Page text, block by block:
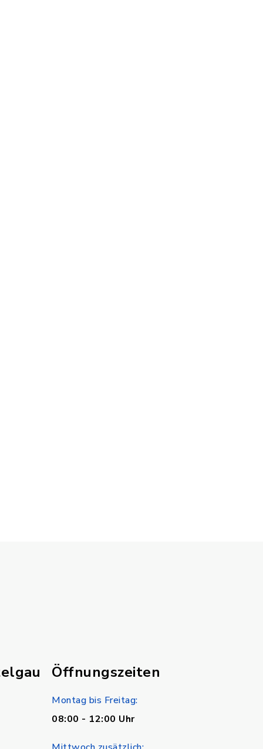
Öffnungszeiten
Montag bis Freitag:
08:00 - 12:00 Uhr